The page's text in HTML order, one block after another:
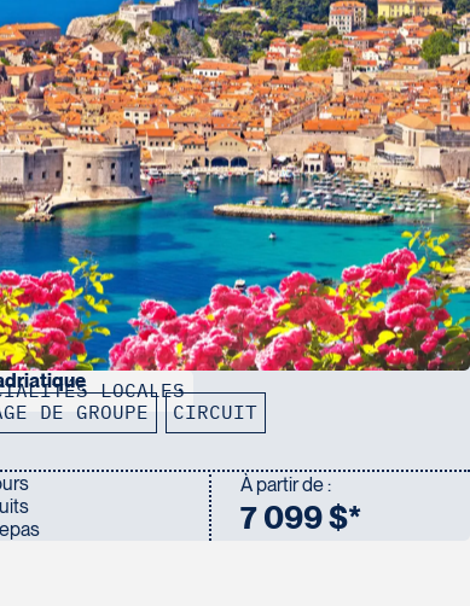
ci devront tout de même remplir la
passeport selon la première
LOCALES
DE GROUPE CIRCUIT
À partir de :
7 099 $*